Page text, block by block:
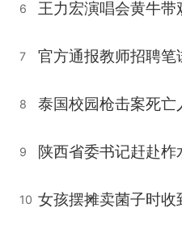
6
7
8 泰国校园枪击案死亡
9 陕西省委书记赶赴柞
10